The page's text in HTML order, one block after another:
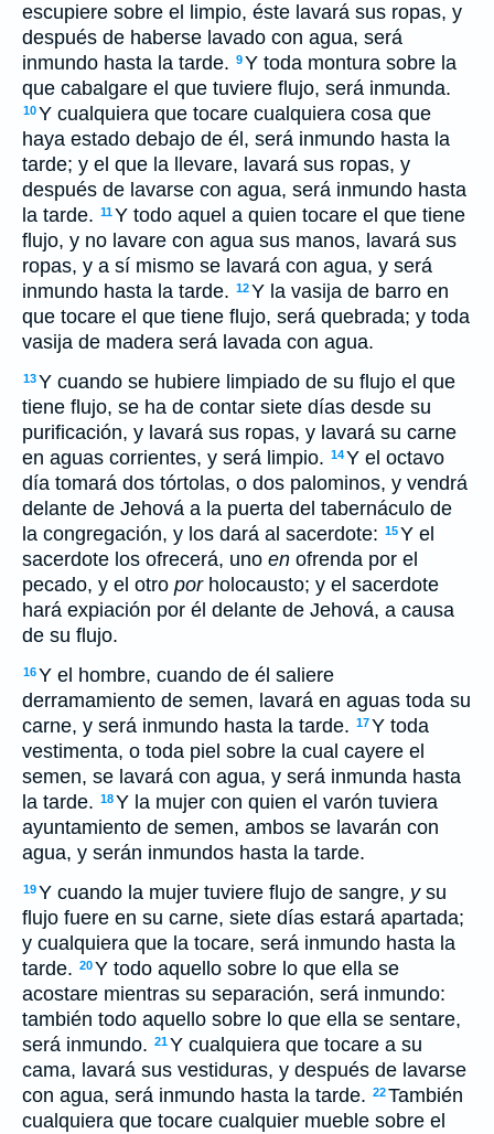
escupiere sobre el limpio, éste lavará sus ropas, y
después de haberse lavado con agua, será
inmundo hasta la tarde. 9Y toda montura sobre la
que cabalgare el que tuviere flujo, será inmunda.
10Y cualquiera que tocare cualquiera cosa que
haya estado debajo de él, será inmundo hasta la
tarde; y el que la llevare, lavará sus ropas, y
después de lavarse con agua, será inmundo hasta
la tarde. 11Y todo aquel a quien tocare el que tiene
flujo, y no lavare con agua sus manos, lavará sus
ropas, y a sí mismo se lavará con agua, y será
inmundo hasta la tarde. 12Y la vasija de barro en
que tocare el que tiene flujo, será quebrada; y toda
vasija de madera será lavada con agua.
13Y cuando se hubiere limpiado de su flujo el que
tiene flujo, se ha de contar siete días desde su
purificación, y lavará sus ropas, y lavará su carne
en aguas corrientes, y será limpio. 14Y el octavo
día tomará dos tórtolas, o dos palominos, y vendrá
delante de Jehová a la puerta del tabernáculo de
la congregación, y los dará al sacerdote: 15Y el
sacerdote los ofrecerá, uno en ofrenda por el
pecado, y el otro porholocausto; y el sacerdote
hará expiación por él delante de Jehová, a causa
de su flujo.
16Y el hombre, cuando de él saliere
derramamiento de semen, lavará en aguas toda su
carne, y será inmundo hasta la tarde. 17Y toda
vestimenta, o toda piel sobre la cual cayere el
semen, se lavará con agua, y será inmunda hasta
la tarde. 18Y la mujer con quien el varón tuviera
ayuntamiento de semen, ambos se lavarán con
agua, y serán inmundos hasta la tarde.
19Y cuando la mujer tuviere flujo de sangre, ysu
flujo fuere en su carne, siete días estará apartada;
y cualquiera que la tocare, será inmundo hasta la
tarde. 20Y todo aquello sobre lo que ella se
acostare mientras su separación, será inmundo:
también todo aquello sobre lo que ella se sentare,
será inmundo. 21Y cualquiera que tocare a su
cama, lavará sus vestiduras, y después de lavarse
con agua, será inmundo hasta la tarde. 22También
cualquiera que tocare cualquier mueble sobre el